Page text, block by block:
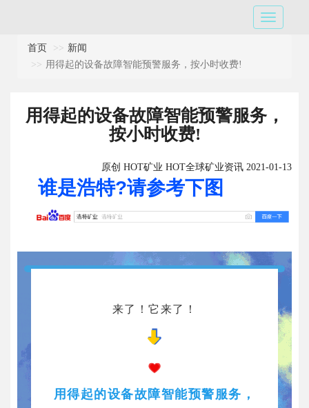
首页
新闻
用得起的设备故障智能预警服务，按小时收费!
用得起的设备故障智能预警服务，
按小时收费!
原创 HOT矿业 HOT全球矿业资讯 2021-01-13
谁是浩特?请参考下图
来了！它来了！
用得起的设备故障智能预警服务，